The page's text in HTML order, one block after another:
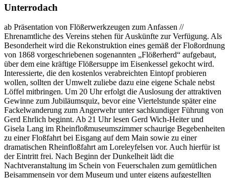
Unterrodach
ab Präsentation von Flößerwerkzeugen zum Anfassen //
Ehrenamtliche des Vereins stehen für Auskünfte zur Verfügung. Als
Besonderheit wird die Rekonstruktion eines gemäß der Floßordnung
von 1868 vorgeschriebenen sogenannten „Flößerherd“ aufgebaut,
über dem eine kräftige Flößersuppe im Eisenkessel gekocht wird.
Interessierte, die den kostenlos verabreichten Eintopf probieren
wollen, sollten der Umwelt zuliebe dazu eine eigene Schale nebst
Löffel mitbringen. Um 20 Uhr erfolgt die Auslosung der attraktiven
Gewinne zum Jubiläumsquiz, bevor eine Viertelstunde später eine
Fackelwanderung zum Angerwehr unter sachkundiger Führung von
Gerd Ehrlich beginnt. Ab 21 Uhr lesen Gerd Wich-Heiter und
Gisela Lang im Rheinfloßmuseumszimmer schaurige Begebenheiten
zu einer Floßfahrt bei Eisgang auf dem Main sowie zu einer
dramatischen Rheinfloßfahrt am Loreleyfelsen vor. Auch hierfür ist
der Eintritt frei. Nach Beginn der Dunkelheit lädt die
Nachtveranstaltung im Schein von Feuerschalen zum gemütlichen
Beisammensein vor dem Museum und unter eigens aufgestellten